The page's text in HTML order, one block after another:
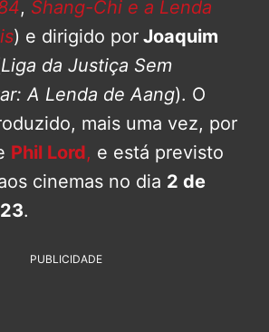
, Shang-Chi e a Lenda
) e dirigido por Joaquim
Liga da Justiça Sem
A Lenda de Aang). O
mais uma vez, por
Phil Lord, e está previsto
cinemas no dia 2 de
.
PUBLICIDADE